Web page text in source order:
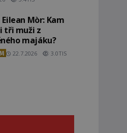
Mòr: Kam
tři muži z
majáku?
22.7.2026 3.0TIS